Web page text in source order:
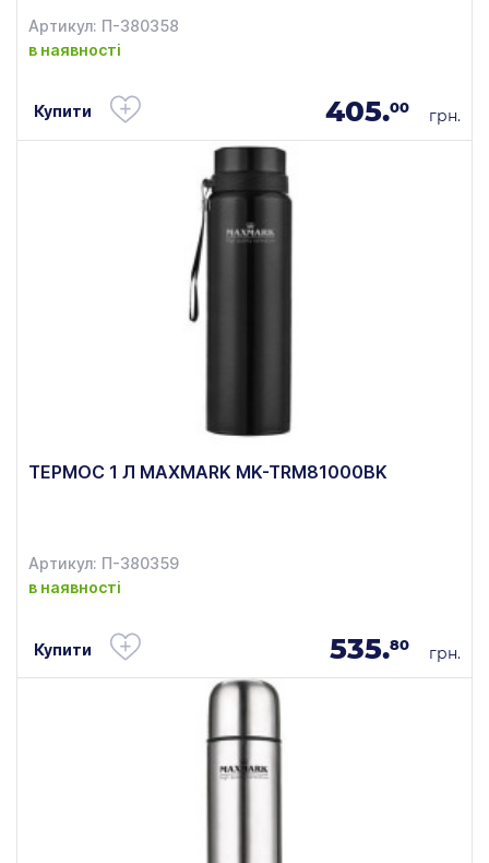
Артикул: П-380358
в наявності
Купити 405.00 грн.
ТЕРМОС 1 Л MAXMARK MK-TRM81000BK
Артикул: П-380359
в наявності
Купити 535.80 грн.